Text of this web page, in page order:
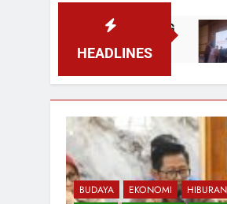
HEADLINES
UIN
2
BUDAYA EKONOMI
HIBURAN